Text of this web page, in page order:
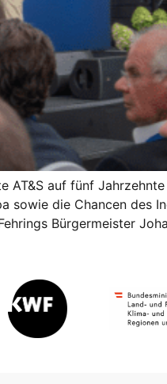
auf fünf
die Chancen des
Bürgermeister